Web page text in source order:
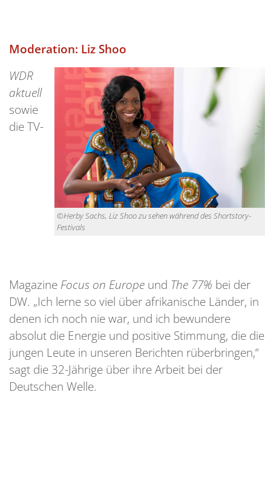
Moderation: Liz Shoo
©Herby Sachs, Liz Shoo zu sehen während des Shortstory-
Festivals
WDR
aktuell
sowie
die TV-
Magazine Focus on Europe und The 77% bei der
DW. „Ich lerne so viel über afrikanische Länder, in
denen ich noch nie war, und ich bewundere
absolut die Energie und positive Stimmung, die die
jungen Leute in unseren Berichten rüberbringen,“
sagt die 32-Jährige über ihre Arbeit bei der
Deutschen Welle.